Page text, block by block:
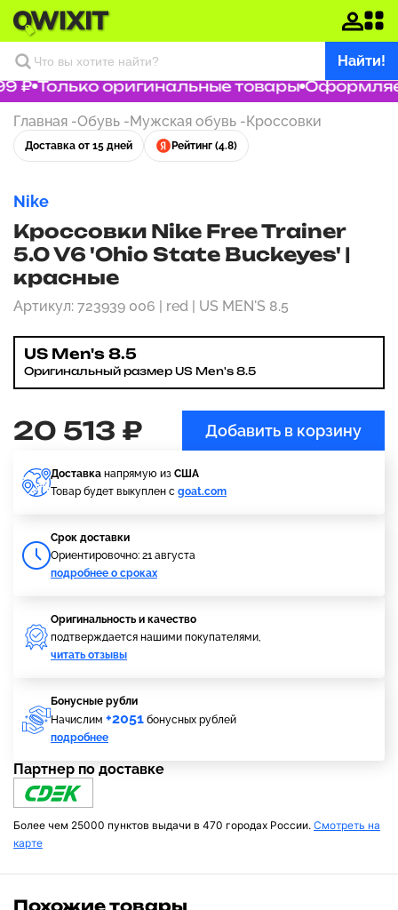
Найти!
₽ Только оригинальные товары Оформляем
Главная -Обувь -Мужская обувь -Кроссовки
Доставка от 15 дней Рейтинг (4.8)
Nike
Кроссовки Nike Free Trainer
5.0 V6 'Ohio State Buckeyes' |
красные
Артикул: 723939 006 | red | US MEN'S 8.5
US Men's 8.5
Оригинальный размер US Men's 8.5
20 513 ₽ Добавить в корзину
Доставка напрямую из США
Товар будет выкуплен с goat.com
Cрок доставки
Ориентировочно: 21 августа
подробнее о сроках
Оригинальность и качество
подтверждается нашими покупателями,
читать отзывы
Бонусные рубли
Начислим +2051 бонусных рублей
подробнее
Партнер по доставке
Более чем 25000 пунктов выдачи в 470 городах России. Смотреть на
карте
Похожие товары